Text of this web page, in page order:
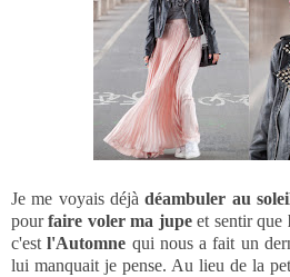
Je me voyais déjàdéambuler au
pourfaire voler ma jupeet sentir que
c'estl'Automne qui nous a fait un
lui manquait je pense. Au lieu de la